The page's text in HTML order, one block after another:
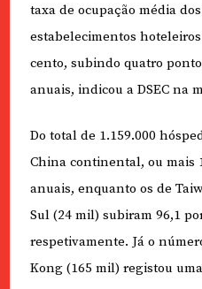
taxa de ocupação média
estabelecimentos
cento, subindo quatro
anuais, indicou a DSEC na
Do total de 1.159.000
China continental, ou mais
anuais, enquanto os de
Sul (24 mil) subiram 96,1
respetivamente. Já o
Kong (165 mil) registou